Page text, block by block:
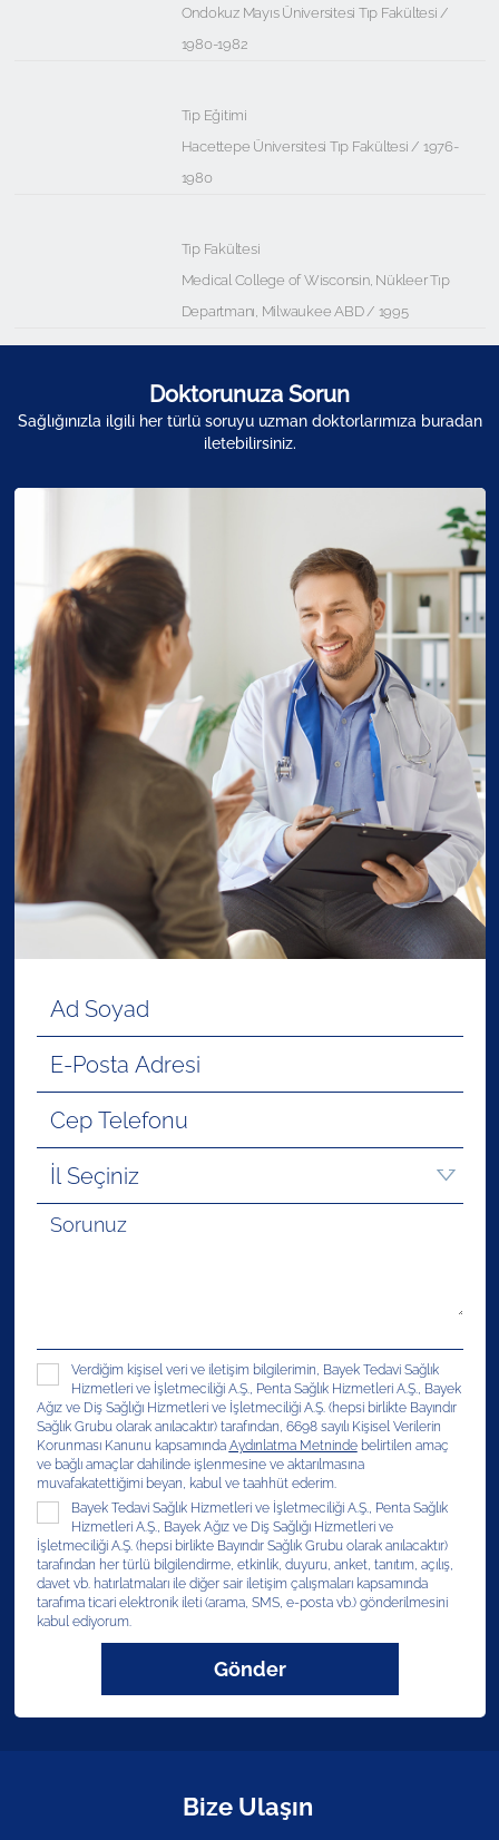
Ondokuz Mayıs Üniversitesi Tıp Fakültesi /
1980-1982
Tıp Eğitimi
Hacettepe Üniversitesi Tıp Fakültesi / 1976-
1980
Tıp Fakültesi
Medical College of Wisconsin, Nükleer Tıp
Departmanı, Milwaukee ABD / 1995
Doktorunuza Sorun
Sağlığınızla ilgili her türlü soruyu uzman doktorlarımıza buradan
iletebilirsiniz.
Verdiğim kişisel veri ve iletişim bilgilerimin, Bayek Tedavi Sağlık
Hizmetleri ve İşletmeciliği A.Ş., Penta Sağlık Hizmetleri A.Ş., Bayek
Ağız ve Diş Sağlığı Hizmetleri ve İşletmeciliği A.Ş. (hepsi birlikte Bayındır
Sağlık Grubu olarak anılacaktır) tarafından, 6698 sayılı Kişisel Verilerin
Korunması Kanunu kapsamında Aydınlatma Metnindebelirtilen amaç
ve bağlı amaçlar dahilinde işlenmesine ve aktarılmasına
muvafakatettiğimi beyan, kabul ve taahhüt ederim.
Bayek Tedavi Sağlık Hizmetleri ve İşletmeciliği A.Ş., Penta Sağlık
Hizmetleri A.Ş., Bayek Ağız ve Diş Sağlığı Hizmetleri ve
İşletmeciliği A.Ş. (hepsi birlikte Bayındır Sağlık Grubu olarak anılacaktır)
tarafından her türlü bilgilendirme, etkinlik, duyuru, anket, tanıtım, açılış,
davet vb. hatırlatmaları ile diğer sair iletişim çalışmaları kapsamında
tarafıma ticari elektronik ileti (arama, SMS, e-posta vb.) gönderilmesini
kabul ediyorum.
Gönder
Bize Ulaşın